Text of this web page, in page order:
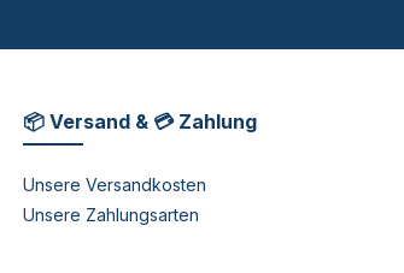
📦 Versand & 💳 Zahlung
Unsere Versandkosten
Unsere Zahlungsarten